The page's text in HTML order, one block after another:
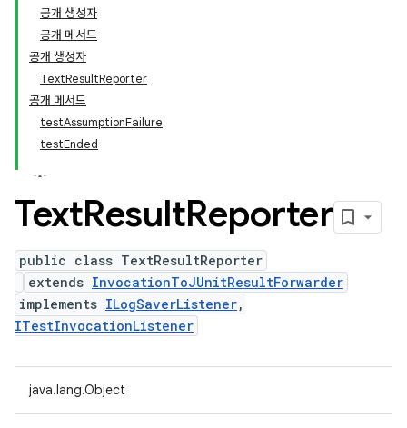
공개 생성자
공개 메서드
공개 생성자
TextResultReporter
공개 메서드
testAssumptionFailure
testEnded
TextResultReporter
public class TextResultReporter
extends InvocationToJUnitResultForwarder
implements ILogSaverListener,
ITestInvocationListener
java.lang.Object